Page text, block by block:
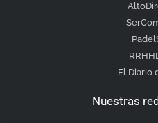
El Diario
Nuestras